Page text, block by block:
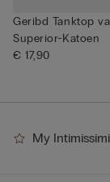
Geribd Tanktop
Superior-Katoen
€ 17,90
My Intimissimi